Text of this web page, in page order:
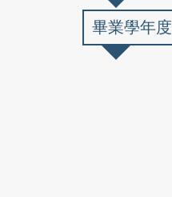
畢業學年度